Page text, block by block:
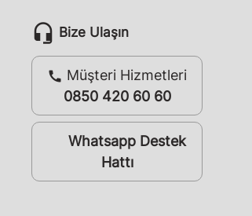
headset_mic Bize Ulaşın
call Müşteri Hizmetleri
0850 420 60 60
whatsappWhatsapp Destek
Hattı